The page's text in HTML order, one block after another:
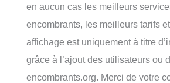
en aucun cas les meilleurs
encombrants, les meilleurs tarifs
affichage est uniquement à titre
grâce à l’ajout des utilisateurs ou
encombrants.org. Merci de votre